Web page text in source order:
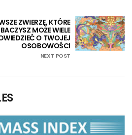
ZWIERZĘ, KTÓRE
MOŻE WIELE
O TWOJEJ
OSOBOWOŚCI
NEXT POST